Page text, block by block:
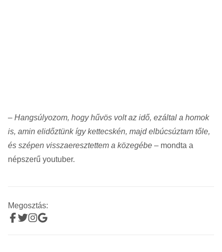
– Hangsúlyozom, hogy hűvös volt az idő, ezáltal a homok
is, amin elidőztünk így kettecskén, majd elbúcsúztam tőle,
és szépen visszaeresztettem a közegébe – mondta a
népszerű youtuber.
Megosztás: